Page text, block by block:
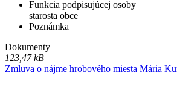
Funkcia podpisujúcej osoby
starosta obce
Poznámka
Dokumenty
123,47 kB
Zmluva o nájme hrobového miesta Mária